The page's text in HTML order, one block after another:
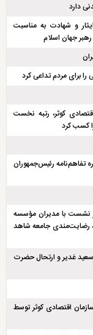
دارد
و شهادت به مناسبت
جهان اسلام
را برای مردم تداعی کرد
کوثر، رتبه نخست
کسب کرد
تفاهم‌نامه رئیس‌جمهوران
نشست با مدیران مؤسسه
رضایت‌مندی جامعه شاهد
غدیر و ارتحال حضرت
اقتصادی کوثر توسط